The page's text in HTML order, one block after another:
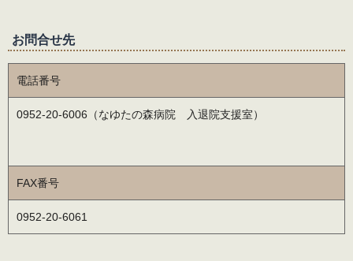
お問合せ先
電話番号
0952-20-6006（なゆたの森病院 入退院支援室）
FAX番号
0952-20-6061